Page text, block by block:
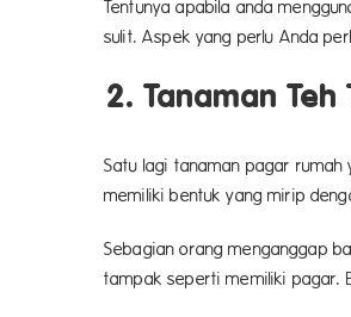
Tentunya apabila anda
sulit. Aspek yang perlu Anda
2. Tanaman Teh
Satu lagi tanaman pagar
memiliki bentuk yang mirip
Sebagian orang menganggap
tampak seperti memiliki pagar.